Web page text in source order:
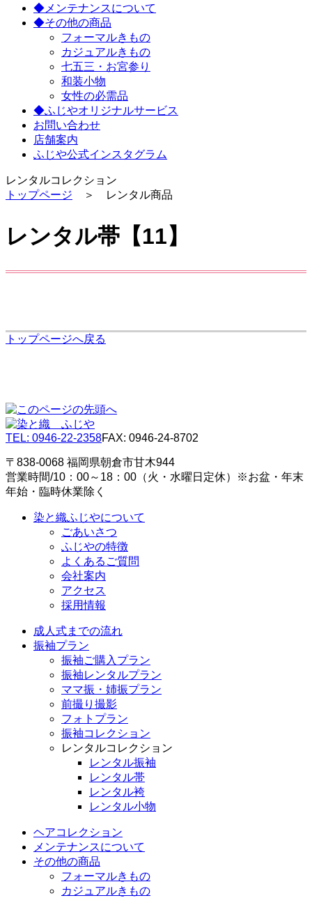
◆メンテナンスについて
◆その他の商品
フォーマルきもの
カジュアルきもの
七五三・お宮参り
和装小物
女性の必需品
◆ふじやオリジナルサービス
お問い合わせ
店舗案内
ふじや公式インスタグラム
レンタルコレクション
トップページ ＞ レンタル商品
レンタル帯【11】
トップページへ戻る
TEL: 0946-22-2358FAX: 0946-24-8702
〒838-0068 福岡県朝倉市甘木944
営業時間/10：00～18：00（火・水曜日定休）※お盆・年末
年始・臨時休業除く
染と織ふじやについて
ごあいさつ
ふじやの特徴
よくあるご質問
会社案内
アクセス
採用情報
成人式までの流れ
振袖プラン
振袖ご購入プラン
振袖レンタルプラン
ママ振・姉振プラン
前撮り撮影
フォトプラン
振袖コレクション
レンタルコレクション
レンタル振袖
レンタル帯
レンタル袴
レンタル小物
ヘアコレクション
メンテナンスについて
その他の商品
フォーマルきもの
カジュアルきもの